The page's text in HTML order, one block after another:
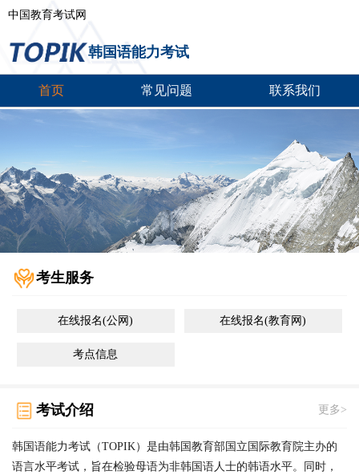
中国教育考试网
韩国语能力考试
首页 常见问题 联系我们
考生服务
在线报名(公网) 在线报名(教育网)
考点信息
考试介绍 更多>
韩国语能力考试（TOPIK）是由韩国教育部国立国际教育院主办的
语言水平考试，旨在检验母语为非韩国语人士的韩语水平。同时，